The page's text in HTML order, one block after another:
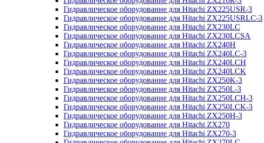
Гидравлическое оборудование для Hitachi ZX225USR-3
Гидравлическое оборудование для Hitachi ZX225USRLC-3
Гидравлическое оборудование для Hitachi ZX230LC
Гидравлическое оборудование для Hitachi ZX230LCSA
Гидравлическое оборудование для Hitachi ZX240H
Гидравлическое оборудование для Hitachi ZX240LC-3
Гидравлическое оборудование для Hitachi ZX240LCH
Гидравлическое оборудование для Hitachi ZX240LCK
Гидравлическое оборудование для Hitachi ZX250K-3
Гидравлическое оборудование для Hitachi ZX250L-3
Гидравлическое оборудование для Hitachi ZX250LCH-3
Гидравлическое оборудование для Hitachi ZX250LCK-3
Гидравлическое оборудование для Hitachi ZX250Н-3
Гидравлическое оборудование для Hitachi ZX270
Гидравлическое оборудование для Hitachi ZX270-3